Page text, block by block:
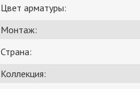
Цвет арматуры:
Монтаж:
Страна:
Коллекция: